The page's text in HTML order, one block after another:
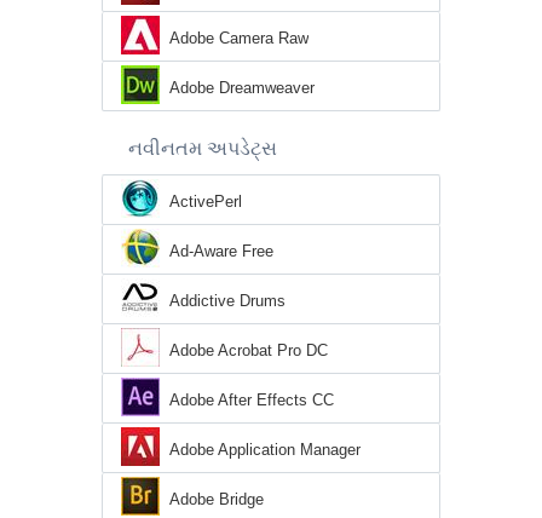
Adobe Camera Raw
Adobe Dreamweaver
નવીનતમ અપડેટ્સ
ActivePerl
Ad-Aware Free
Addictive Drums
Adobe Acrobat Pro DC
Adobe After Effects CC
Adobe Application Manager
Adobe Bridge